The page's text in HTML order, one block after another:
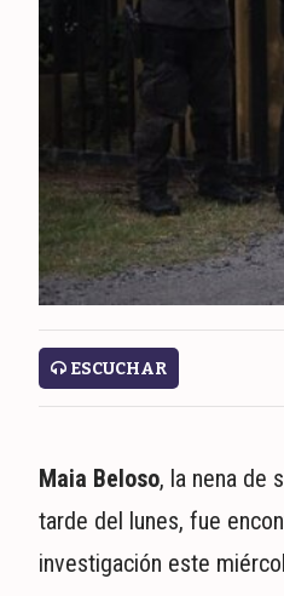
ECONOMÍA
MUNDO
POLÍTICA
POLICIALES
ESPECTÁCULOS
NACIONALES
ESCUCHAR
Maia Beloso, la nena de
tarde del lunes, fue
investigación este